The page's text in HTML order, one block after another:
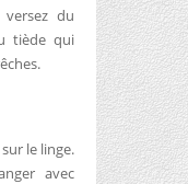
du
tiède qui
le linge.
avec